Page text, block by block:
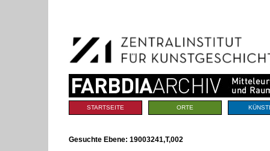
Navigation
Sektionen
STARTSEITE ORTE
Gesuchte Ebene: 19003241,T,002